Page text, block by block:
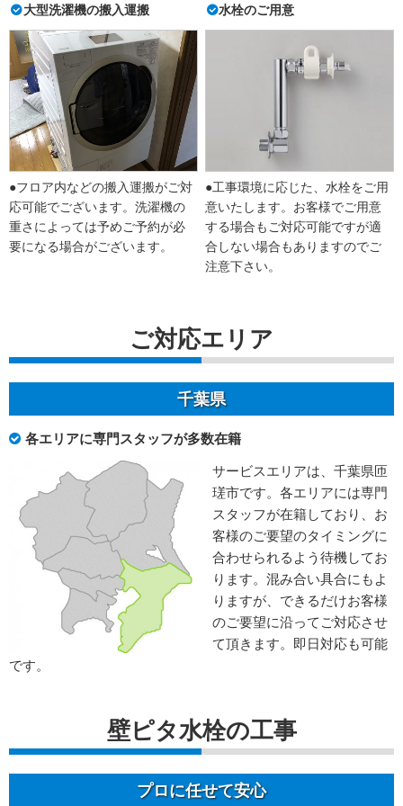
大型洗濯機の搬入運搬
●フロア内などの搬入運搬がご対
応可能でございます。洗濯機の
重さによっては予めご予約が必
要になる場合がございます。
水栓のご用意
●工事環境に応じた、水栓をご用
意いたします。お客様でご用意
する場合もご対応可能ですが適
合しない場合もありますのでご
注意下さい。
ご対応エリア
千葉県
各エリアに専門スタッフが多数在籍
サービスエリアは、千葉県匝
瑳市です。各エリアには専門
スタッフが在籍しており、お
客様のご要望のタイミングに
合わせられるよう待機してお
ります。混み合い具合にもよ
りますが、できるだけお客様
のご要望に沿ってご対応させ
て頂きます。即日対応も可能
です。
壁ピタ水栓の工事
プロに任せて安心